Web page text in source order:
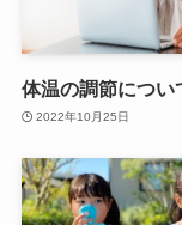
体温の調節につい
2022年10月25日